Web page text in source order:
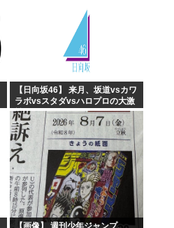
【日向坂46】 来月、坂道vsカワ
ラボvsスタダvsハロプロの大激
戦
【画像】 週刊少年ジャンプ、